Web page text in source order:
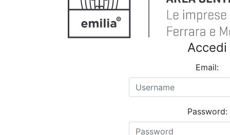
Accedi
Email:
Password: